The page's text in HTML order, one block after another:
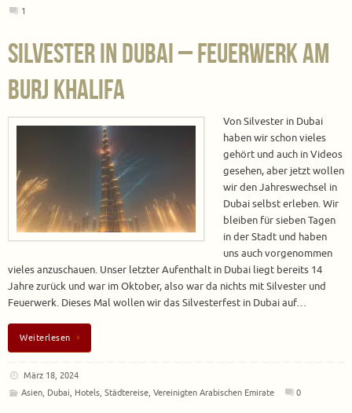
1
Silvester in Dubai – Feuerwerk am
Burj Khalifa
Von Silvester in Dubai
haben wir schon vieles
gehört und auch in Videos
gesehen, aber jetzt wollen
wir den Jahreswechsel in
Dubai selbst erleben. Wir
bleiben für sieben Tagen
in der Stadt und haben
uns auch vorgenommen
vieles anzuschauen. Unser letzter Aufenthalt in Dubai liegt bereits 14
Jahre zurück und war im Oktober, also war da nichts mit Silvester und
Feuerwerk. Dieses Mal wollen wir das Silvesterfest in Dubai auf…
Weiterlesen
März 18, 2024
Asien, Dubai Hotels, Städtereise, Vereinigten Arabischen Emirate 0